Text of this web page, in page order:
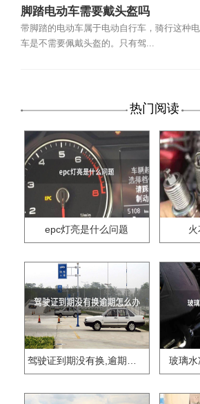
脚踏电动车需要戴头盔吗
带脚踏的电动车属于电动自行车，骑行这种
车是不需要佩戴头盔的。只有驾...
热门阅读
epc灯亮是什么问题
驾驶证到期没有换,逾期怎么办?? 玻璃水